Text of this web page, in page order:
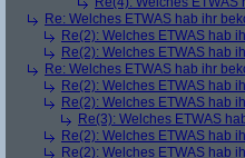
Re: Welches ETWAS hab ihr
Re(2): Welches ETWAS hab
Re(2): Welches ETWAS hab
Re: Welches ETWAS hab ihr
Re(2): Welches ETWAS hab
Re(2): Welches ETWAS hab
Re(3): Welches ETWAS
Re(2): Welches ETWAS hab
Re(2): Welches ETWAS hab